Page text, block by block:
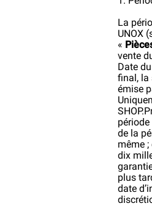
La
UNOX
«
vente
Date
final, la
émise
de la
même
dix
plus
date